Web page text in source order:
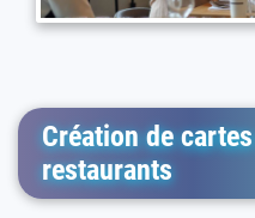
Création de
restaurants